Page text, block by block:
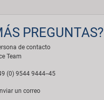
PREGUNTAS?
de contacto
Team
(0) 9544 9444--45
un correo